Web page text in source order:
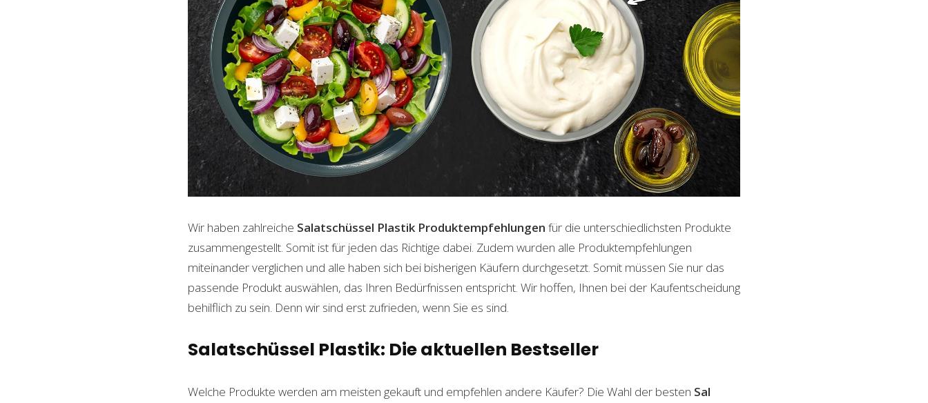
Wir haben zahlreiche Salatschüssel Plastik Produktempfehlungen für die unterschiedlichsten Produkte
zusammengestellt. Somit ist für jeden das Richtige dabei. Zudem wurden alle Produktempfehlungen
miteinander verglichen und alle haben sich bei bisherigen Käufern durchgesetzt. Somit müssen Sie nur das
passende Produkt auswählen, das Ihren Bedürfnissen entspricht. Wir hoffen, Ihnen bei der Kaufentscheidung
behilflich zu sein. Denn wir sind erst zufrieden, wenn Sie es sind.
Salatschüssel Plastik: Die aktuellen Bestseller
Welche Produkte werden am meisten gekauft und empfehlen andere Käufer? Die Wahl der besten Sal